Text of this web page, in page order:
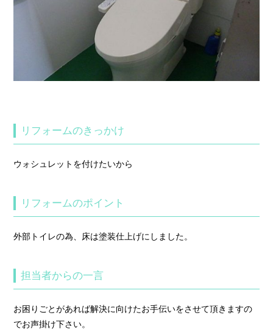
リフォームのきっかけ
ウォシュレットを付けたいから
リフォームのポイント
外部トイレの為、床は塗装仕上げにしました。
担当者からの一言
お困りごとがあれば解決に向けたお手伝いをさせて頂きますの
でお声掛け下さい。